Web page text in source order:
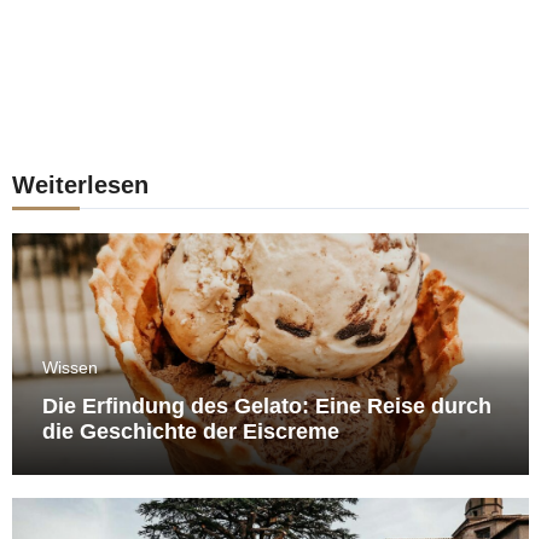
Weiterlesen
Wissen
Die Erfindung des Gelato: Eine Reise durch
die Geschichte der Eiscreme